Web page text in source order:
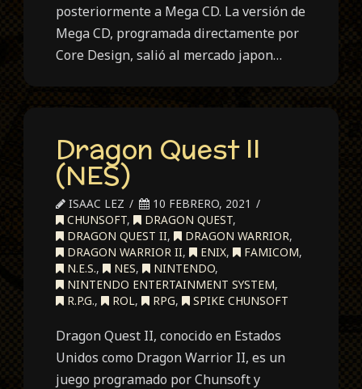
posteriormente a Mega CD. La versión de
Mega CD, programada directamente por
Core Design, salió al mercado japon…
Dragon Quest II
(NES)
ISAAC LEZ
10 FEBRERO, 2021
CHUNSOFT, DRAGON QUEST,
DRAGON QUEST II, DRAGON WARRIOR,
DRAGON WARRIOR II, ENIX, FAMICOM,
N.E.S., NES, NINTENDO,
NINTENDO ENTERTAINMENT SYSTEM,
R.P.G., ROL, RPG, SPIKE CHUNSOFT
Dragon Quest II, conocido en Estados
Unidos como Dragon Warrior II, es un
juego programado por Chunsoft y